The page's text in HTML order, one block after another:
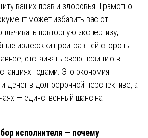
ваших прав и здоровья. Грамотно
может избавить вас от
повторную экспертизу,
издержки проигравшей стороны
отстаивать свою позицию в
годами. Это экономия
денег в долгосрочной перспективе, а
— единственный шанс на
исполнителя — почему